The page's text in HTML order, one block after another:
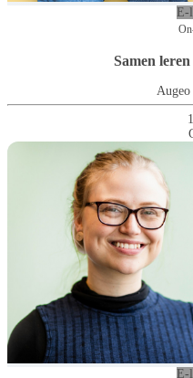
E-
Samen
E-